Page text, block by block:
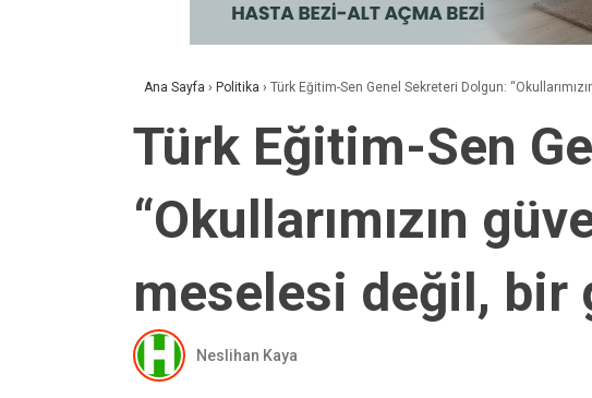
Ana Sayfa › Politika › Türk Eğitim-Sen Genel Sekreteri Dolgun:
Türk Eğitim-Sen
“Okullarımızın
meselesi değil, bir
Neslihan Kaya